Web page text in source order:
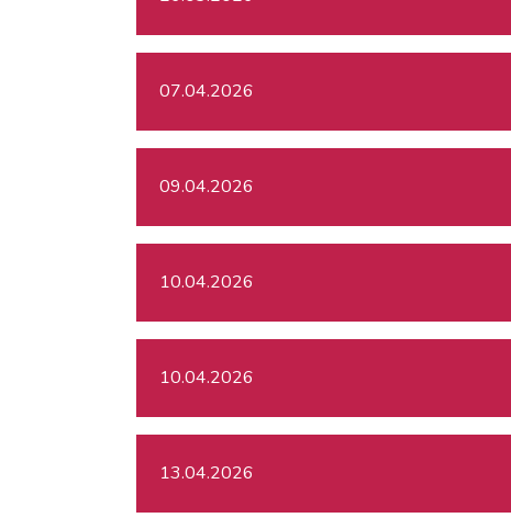
07.04.2026
09.04.2026
10.04.2026
10.04.2026
13.04.2026